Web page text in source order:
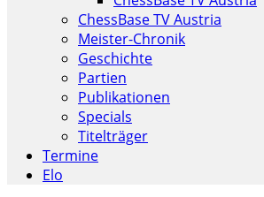
ChessBase TV Austria
Meister-Chronik
Geschichte
Partien
Publikationen
Specials
Titelträger
Termine
Elo